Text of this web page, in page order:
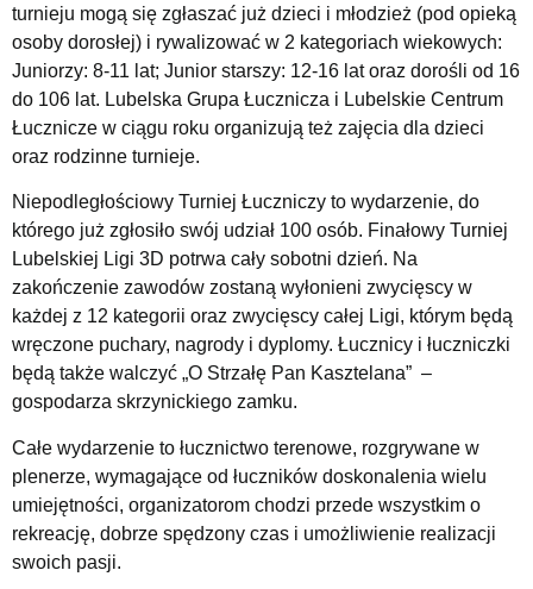
turnieju mogą się zgłaszać już dzieci i młodzież (pod opieką
osoby dorosłej) i rywalizować w 2 kategoriach wiekowych:
Juniorzy: 8-11 lat; Junior starszy: 12-16 lat oraz dorośli od 16
do 106 lat. Lubelska Grupa Łucznicza i Lubelskie Centrum
Łucznicze w ciągu roku organizują też zajęcia dla dzieci
oraz rodzinne turnieje.
Niepodległościowy Turniej Łuczniczy to wydarzenie, do
którego już zgłosiło swój udział 100 osób. Finałowy Turniej
Lubelskiej Ligi 3D potrwa cały sobotni dzień. Na
zakończenie zawodów zostaną wyłonieni zwycięscy w
każdej z 12 kategorii oraz zwycięscy całej Ligi, którym będą
wręczone puchary, nagrody i dyplomy. Łucznicy i łuczniczki
będą także walczyć „O Strzałę Pan Kasztelana” –
gospodarza skrzynickiego zamku.
Całe wydarzenie to łucznictwo terenowe, rozgrywane w
plenerze, wymagające od łuczników doskonalenia wielu
umiejętności, organizatorom chodzi przede wszystkim o
rekreację, dobrze spędzony czas i umożliwienie realizacji
swoich pasji.